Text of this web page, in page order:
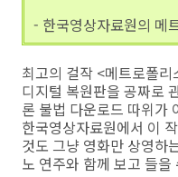
- 한국영상자료원의 메
최고의 걸작 <메트로폴
디지털 복원판을 공짜로
론 불법 다운로드 따위가
한국영상자료원에서 이
것도 그냥 영화만 상영하
노 연주와 함께 보고 들